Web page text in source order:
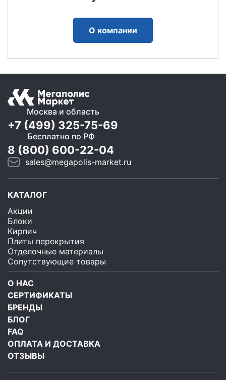
О компании
Москва и область
+7 (499) 325-75-69
Бесплатно по РФ
8 (800) 600-22-04
sales@megapolis-market.ru
КАТАЛОГ
Акции
Блоки
Кирпич
Плиты перекрытия
Отделочные материалы
Сопутствующие товары
О НАС
СЕРТИФИКАТЫ
БРЕНДЫ
БЛОГ
FAQ
ОПЛАТА И ДОСТАВКА
ОТЗЫВЫ